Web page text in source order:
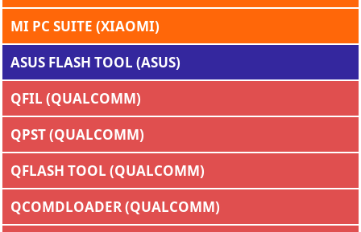
MI PC SUITE (XIAOMI)
ASUS FLASH TOOL (ASUS)
QFIL (QUALCOMM)
QPST (QUALCOMM)
QFLASH TOOL (QUALCOMM)
QCOMDLOADER (QUALCOMM)